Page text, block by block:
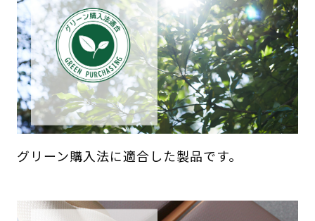
グリーン購入法に適合した製品です。